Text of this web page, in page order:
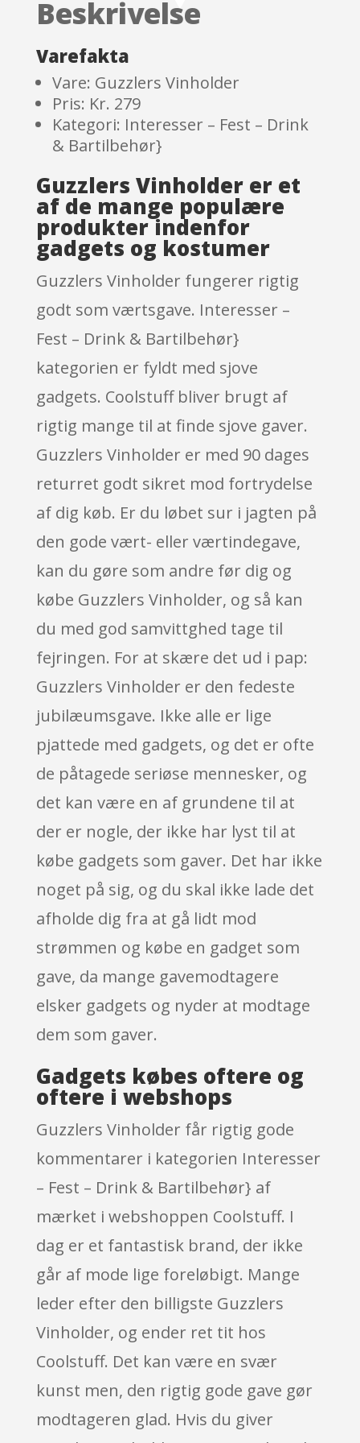
custome
ratings
Beskrivelse
Varefakta
Vare: Guzzlers Vinholder
Pris: Kr. 279
Kategori: Interesser – Fest – Drink
& Bartilbehør}
Guzzlers Vinholder er et
af de mange populære
produkter indenfor
gadgets og kostumer
Guzzlers Vinholder fungerer rigtig
godt som værtsgave. Interesser –
Fest – Drink & Bartilbehør}
kategorien er fyldt med sjove
gadgets. Coolstuff bliver brugt af
rigtig mange til at finde sjove gaver.
Guzzlers Vinholder er med 90 dages
returret godt sikret mod fortrydelse
af dig køb. Er du løbet sur i jagten på
den gode vært- eller værtindegave,
kan du gøre som andre før dig og
købe Guzzlers Vinholder, og så kan
du med god samvittghed tage til
fejringen. For at skære det ud i pap:
Guzzlers Vinholder er den fedeste
jubilæumsgave. Ikke alle er lige
pjattede med gadgets, og det er ofte
de påtagede seriøse mennesker, og
det kan være en af grundene til at
der er nogle, der ikke har lyst til at
købe gadgets som gaver. Det har ikke
noget på sig, og du skal ikke lade det
afholde dig fra at gå lidt mod
strømmen og købe en gadget som
gave, da mange gavemodtagere
elsker gadgets og nyder at modtage
dem som gaver.
Gadgets købes oftere og
oftere i webshops
Guzzlers Vinholder får rigtig gode
kommentarer i kategorien Interesser
– Fest – Drink & Bartilbehør} af
mærket i webshoppen Coolstuff. I
dag er et fantastisk brand, der ikke
går af mode lige foreløbigt. Mange
leder efter den billigste Guzzlers
Vinholder, og ender ret tit hos
Coolstuff. Det kan være en svær
kunst men, den rigtig gode gave gør
modtageren glad. Hvis du giver